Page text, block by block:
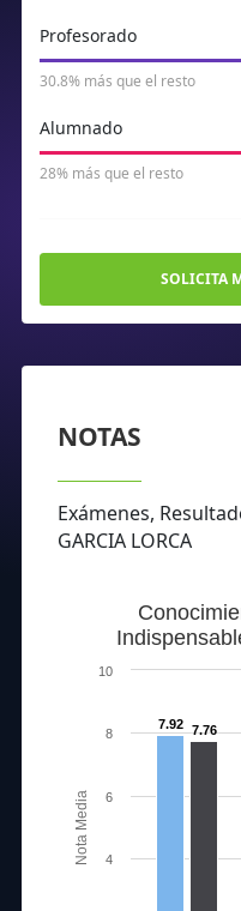
Profesorado
30.8% más que el resto
Alumnado
28% más que el resto
SOLICITA
NOTAS
Exámenes,
GARCIA LORCA
Nota Media
7.92 7.76
4
6
8
10